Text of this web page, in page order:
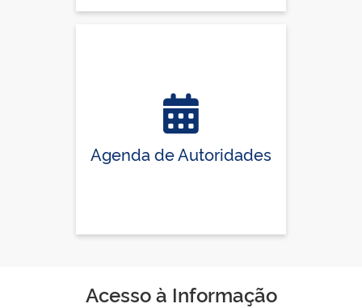
Agenda de Autoridades
Acesso à Informação